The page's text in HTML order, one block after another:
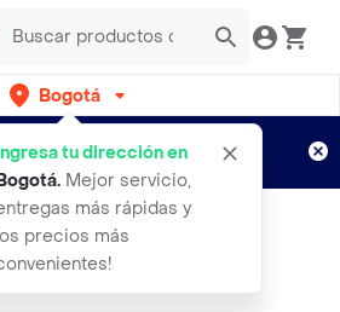
Bogotá
tu dirección en
. Mejor servicio,
más rápidas y
precios más
gratis por semanas
Aplican TyC
Talla S Mujer